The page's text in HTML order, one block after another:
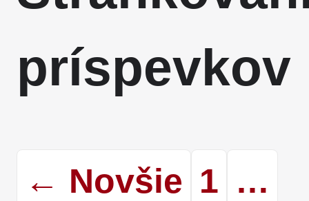
príspevkov
← Novšie 1 …